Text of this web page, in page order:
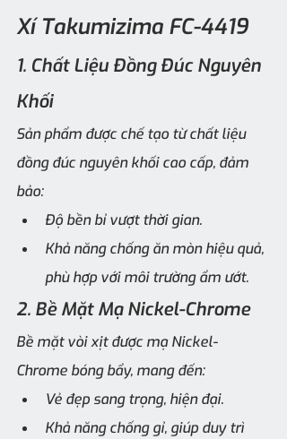
Xí Takumizima FC-4419
1. Chất Liệu Đồng Đúc Nguyên
Khối
Sản phẩm được chế tạo từ chất liệu
đồng đúc nguyên khối cao cấp, đảm
bảo:
Độ bền bỉ vượt thời gian.
Khả năng chống ăn mòn hiệu quả,
phù hợp với môi trường ẩm ướt.
2. Bề Mặt Mạ Nickel-Chrome
Bề mặt vòi xịt được mạ Nickel-
Chrome bóng bẩy, mang đến:
Vẻ đẹp sang trọng, hiện đại.
Khả năng chống gỉ, giúp duy trì